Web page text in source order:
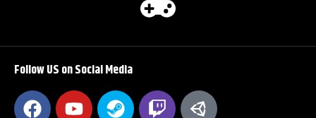
Follow US on Social Media